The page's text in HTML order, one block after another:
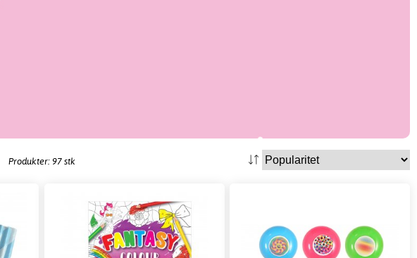
Produkter: 97 stk